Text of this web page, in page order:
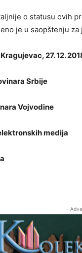
o statusu ovih
je u saopštenju za
27. 12.
Srbije
Vojvodine
medija
-